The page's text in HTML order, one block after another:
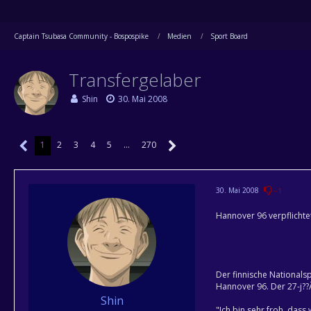
Captain Tsubasa Community - Bospospike Medien Sport Board
Transfergelaber
Shin 30. Mai 2008
1 2 3 4 5 … 270
Shin
30. Mai 2008 −1
Hannover 96
Der finnische
Hannover 96. Der 27-